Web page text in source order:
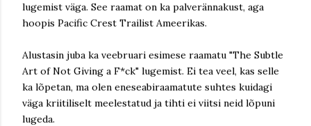
lugemist väga. See raamat on ka palverännakust, aga
hoopis Pacific Crest Trailist Ameerikas.
Alustasin juba ka veebruari esimese raamatu "The Subtle
Art of Not Giving a F*ck" lugemist. Ei tea veel, kas selle
ka lõpetan, ma olen eneseabiraamatute suhtes kuidagi
väga kriitiliselt meelestatud ja tihti ei viitsi neid lõpuni
lugeda.